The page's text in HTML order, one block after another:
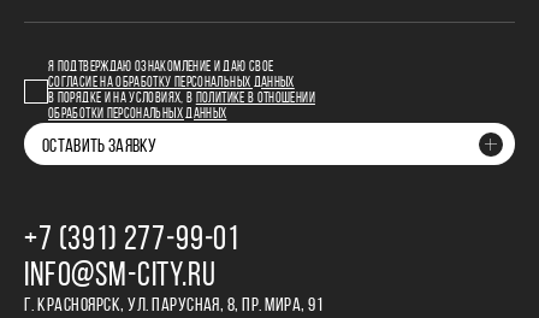
Я ПОДТВЕРЖДАЮ ОЗНАКОМЛЕНИЕ И ДАЮ СВОЕ
СОГЛАСИЕ НА ОБРАБОТКУ ПЕРСОНАЛЬНЫХ ДАННЫХ
В ПОРЯДКЕ И НА УСЛОВИЯХ, В ПОЛИТИКЕ В ОТНОШЕНИИ
ОБРАБОТКИ ПЕРСОНАЛЬНЫХ ДАННЫХ
ОСТАВИТЬ ЗАЯВКУ
+7 (391) 277‒99‒01
INFO@SM-CITY.RU
Г. КРАСНОЯРСК, УЛ. ПАРУСНАЯ, 8, ПР. МИРА, 91